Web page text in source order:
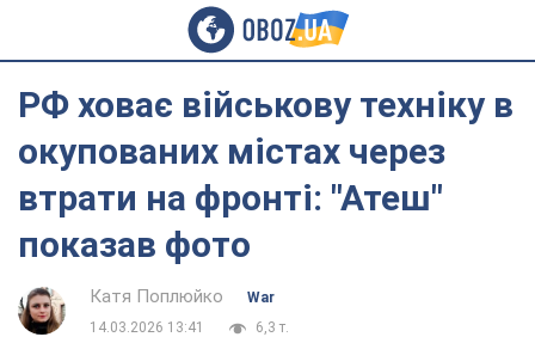
РФ ховає військову техніку в
окупованих містах через
втрати на фронті: "Атеш"
показав фото
Катя Поплюйко
War
14.03.2026 13:41
6,3 т.